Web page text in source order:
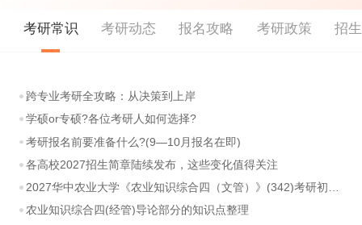
考研常识 考研动态 报名攻略 考研政策 招
跨专业考研全攻略：从决策到上岸
学硕or专硕?各位考研人如何选择?
考研报名前要准备什么?(9—10月报名在即)
各高校2027招生简章陆续发布，这些变化值得关注
2027华中农业大学《农业知识综合四（文管）》(342)考研初试大纲
农业知识综合四(经管)导论部分的知识点整理